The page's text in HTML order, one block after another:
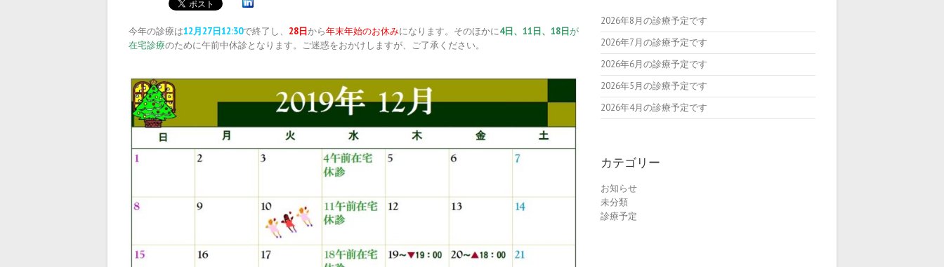
今年の診療は12月27日12:30で終了し、 28日から年末年始のお休みになります。そのほかに4日、11日、18日が
在宅診療のために午前中休診となります。ご迷惑をおかけしますが、ご了承ください。
2026年8月の診療予定です
2026年7月の診療予定です
2026年6月の診療予定です
2026年5月の診療予定です
2026年4月の診療予定です
カテゴリー
お知らせ
未分類
診療予定